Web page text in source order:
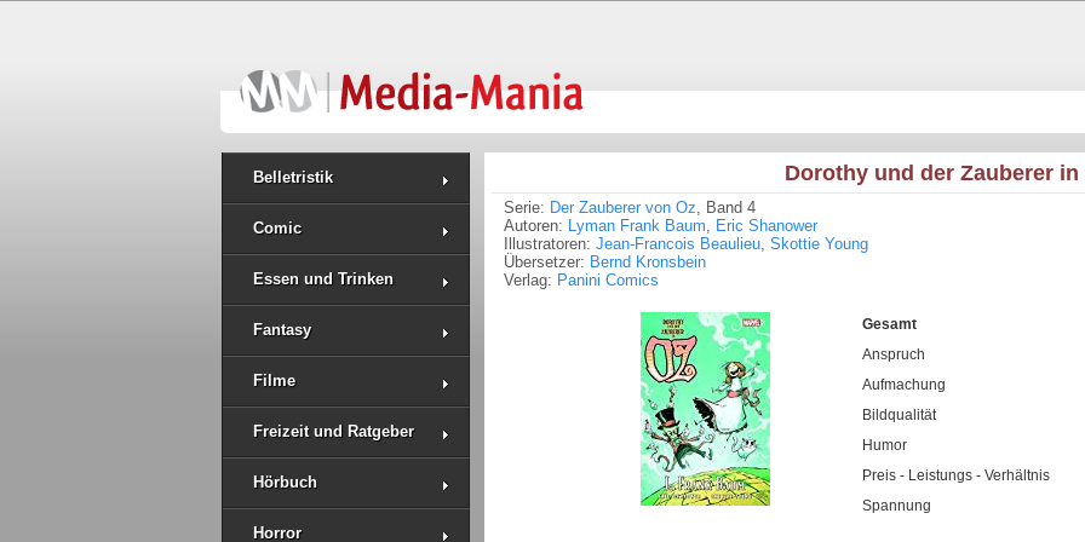
Belletristik
Comic
Essen und Trinken
Fantasy
Filme
Freizeit und Ratgeber
Hörbuch
Horror
Dorothy und der Zauberer in
Serie: Der Zauberer von Oz, Band 4
Autoren: Lyman Frank Baum, Eric Shanower
Illustratoren: Jean-Francois Beaulieu, Skottie Young
Übersetzer: Bernd Kronsbein
Verlag: Panini Comics
Gesamt
Anspruch
Aufmachung
Bildqualität
Humor
Preis - Leistungs - Verhältnis
Spannung